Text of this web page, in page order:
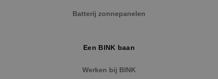
Batterij zonnepanelen
Een BINK baan
Werken bij BINK
.youtube.com